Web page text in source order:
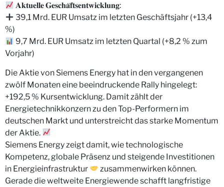
𝐀𝐤𝐭𝐮𝐞𝐥𝐥𝐞 𝐆𝐞𝐬𝐜𝐡𝐚̈𝐟𝐭𝐬𝐞𝐧𝐭𝐰𝐢𝐜𝐤𝐥𝐮𝐧𝐠:
39,1 Mrd. EUR Umsatz im letzten Geschäftsjahr (+13,4
%)
9,7 Mrd. EUR Umsatz im letzten Quartal (+8,2 % zum
Vorjahr)
Die Aktie von Siemens Energy hat in den vergangenen
zwölf Monaten eine beeindruckende Rally hingelegt:
+192,5 % Kursentwicklung. Damit zählt der
Energietechnikkonzern zu den Top-Performern im
deutschen Markt und unterstreicht das starke Momentum
der Aktie.
Siemens Energy zeigt damit, wie technologische
Kompetenz, globale Präsenz und steigende Investitionen
in Energieinfrastruktur
zusammenwirken können.
Gerade die weltweite Energiewende schafft langfristige